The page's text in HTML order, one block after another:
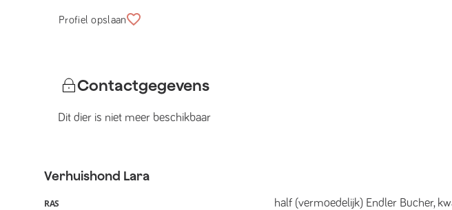
Profiel opslaan
Contactgegevens
Dit dier is niet meer beschikbaar
Verhuishond Lara
RAS half (vermoedelijk) Endler Bucher,